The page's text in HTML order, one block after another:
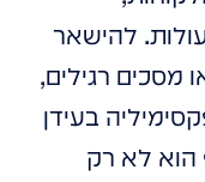
להישאר
מסכים רגילים,
בעידן
הוא לא רק